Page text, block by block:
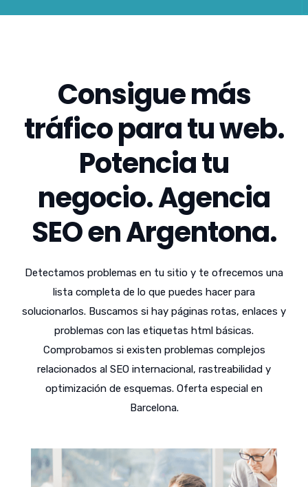
Consigue más
tráfico para tu web.
Potencia tu
negocio. Agencia
SEO en Argentona.
Detectamos problemas en tu sitio y te ofrecemos una
lista completa de lo que puedes hacer para
solucionarlos. Buscamos si hay páginas rotas, enlaces y
problemas con las etiquetas html básicas.
Comprobamos si existen problemas complejos
relacionados al SEO internacional, rastreabilidad y
optimización de esquemas. Oferta especial en
Barcelona.